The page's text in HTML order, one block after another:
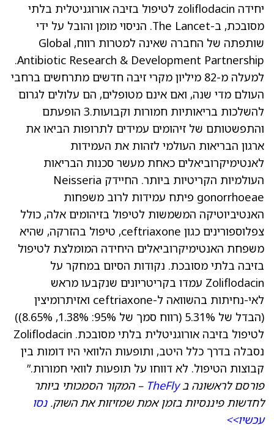
יחידה zoliflodacin לטיפול בזיבה אורוגניטלית בלתי
מסובכת, ב-The Lancet. הניסוי מומן והובל על ידי
שותפתה של החברה שאינה למטרות רווח, Global
Antibiotic Research & Development Partnership.
למעלה מ-82 מיליון מקרי זיבה חדשים מתרחשים ברחבי
העולם מדי שנה, ואם אינם מטופלים, הם עלולים לגרום
להשלכות בריאותיות חמורות וקבועות.3 הופעתם
והתפשטותם של זיהומים עמידים לתרופות הביאו את
ארגון הבריאות העולמי לזהות את העמידות
לאנטימיקרוביאלים כאחת מעשר סכנות הבריאות
העולמיות הקריטיות ביותר. החיידק Neisseria
gonorrhoeae פיתח עמידות לרוב משפחות
האנטיביוטיקה המשמשות לטיפול בזיהומים אלה, כולל
צפלוספורינים כגון ceftriaxone, טיפול בהזרקה, שהיא
משפחת האנטימיקרוביאלים היחידה המומלצת לטיפול
בזיבה בלתי מסובכת. נקודות הסיום במחקר על
Zoliflodacin עמדו בקריטריונים שנקבעו מראש
לאי-נחיתות בהשוואה ל-ceftriaxone ואזיתרומיצין
(הבדל של 5.31% (רווח סמך של 95%: 1.38%, 8.65%))
לטיפול בזיבה אורוגניטלית בלתי מסובכת. Zoliflodacin
נסבלה בדרך כלל היטב, ותופעות הלוואי היו דומות בין
קבוצות הטיפול. לא דווחו על תופעות לוואי חמורות.”
פורסם לראשונה בTheFly – המקור הסמכותי ביותר
לחדשות פיננסיות בזמן אמת שמזיזות את השוק.נסו
עכשיו>>